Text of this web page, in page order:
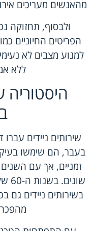
מהאנשים מעריכים
ולבסוף, תחזוקה
הפריטים החיוניים
למנוע מצבים לא
ללא
היסטוריה
שירותים ניידים
בעבר, הם שימשו
זמניים, אך עם
בשירותים ניידים גם